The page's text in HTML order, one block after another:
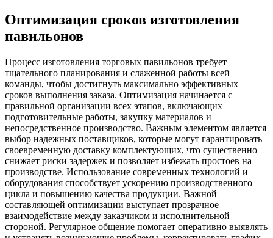
Оптимизация сроков изготовления
павильонов
Процесс изготовления торговых павильонов требует
тщательного планирования и слаженной работы всей
команды, чтобы достигнуть максимально эффективных
сроков выполнения заказа. Оптимизация начинается с
правильной организации всех этапов, включающих
подготовительные работы, закупку материалов и
непосредственное производство. Важным элементом является
выбор надежных поставщиков, которые могут гарантировать
своевременную доставку комплектующих, что существенно
снижает риски задержек и позволяет избежать простоев на
производстве. Использование современных технологий и
оборудования способствует ускорению производственного
цикла и повышению качества продукции. Важной
составляющей оптимизации выступает прозрачное
взаимодействие между заказчиком и исполнительной
стороной. Регулярное общение помогает оперативно выявлять